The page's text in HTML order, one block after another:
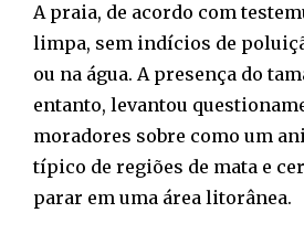
A praia, de acordo com
limpa, sem indícios de
ou na água. A presença do
entanto, levantou
moradores sobre como um
típico de regiões de mata e
parar em uma área litorânea.